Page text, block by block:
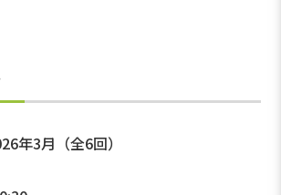
年3月（全6回）